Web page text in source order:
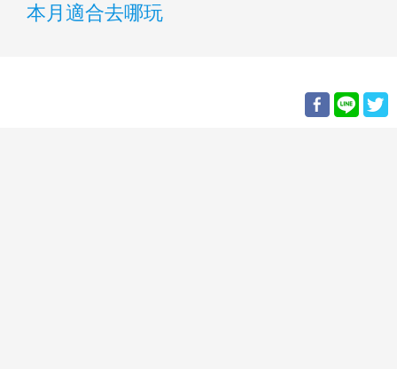
本月適合去哪玩